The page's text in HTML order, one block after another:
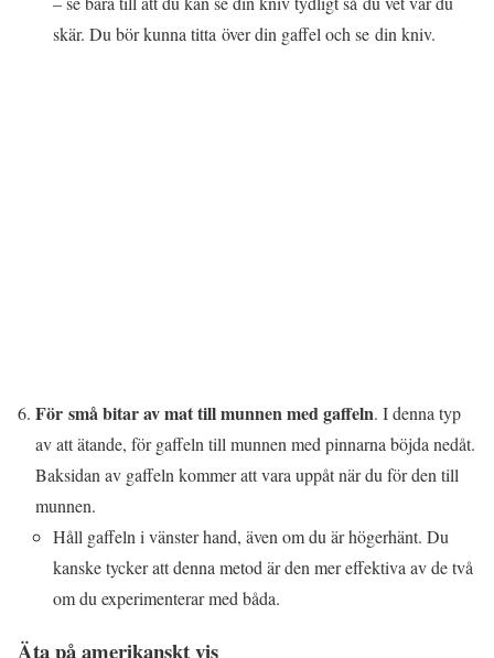
skär. Du bör kunna titta över din gaffel och se din kniv.
För små bitar av mat till munnen med gaffeln. I denna typ
av att ätande, för gaffeln till munnen med pinnarna böjda nedåt.
Baksidan av gaffeln kommer att vara uppåt när du för den till
munnen.
Håll gaffeln i vänster hand, även om du är högerhänt. Du
kanske tycker att denna metod är den mer effektiva av de två
om du experimenterar med båda.
Äta på amerikanskt vis